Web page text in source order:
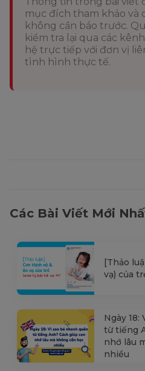
mục đích tham khảo và
không cần báo trước.
kiểm tra lại qua các
hệ trực tiếp với đơn vị
tình hình thực tế.
Các Bài Viết Mới
[Thảo
vạ) của
Ngày
từ tiếng
nhớ lâu
nhiều